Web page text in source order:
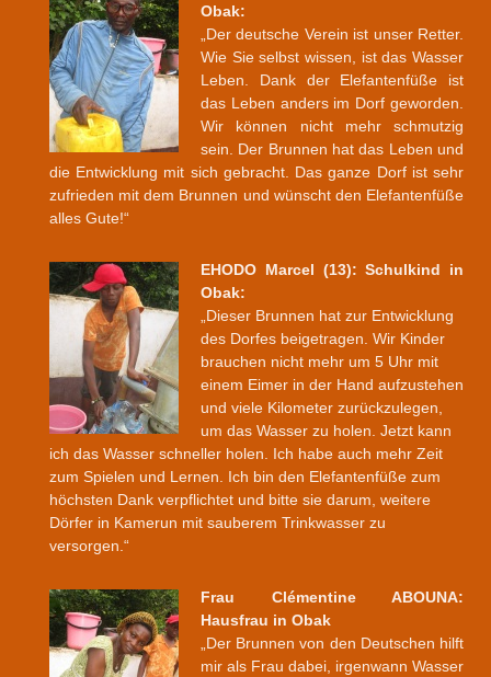
Obak:
„Der deutsche Verein ist unser Retter.
Wie Sie selbst wissen, ist das Wasser
Leben. Dank der Elefantenfüße ist
das Leben anders im Dorf geworden.
Wir können nicht mehr schmutzig
sein. Der Brunnen hat das Leben und
die Entwicklung mit sich gebracht. Das ganze Dorf ist sehr
zufrieden mit dem Brunnen und wünscht den Elefantenfüße
alles Gute!“
EHODO Marcel (13): Schulkind in
Obak:
„Dieser Brunnen hat zur Entwicklung
des Dorfes beigetragen. Wir Kinder
brauchen nicht mehr um 5 Uhr mit
einem Eimer in der Hand aufzustehen
und viele Kilometer zurückzulegen,
um das Wasser zu holen. Jetzt kann
ich das Wasser schneller holen. Ich habe auch mehr Zeit
zum Spielen und Lernen. Ich bin den Elefantenfüße zum
höchsten Dank verpflichtet und bitte sie darum, weitere
Dörfer in Kamerun mit sauberem Trinkwasser zu
versorgen.“
Frau Clémentine ABOUNA:
Hausfrau in Obak
„Der Brunnen von den Deutschen hilft
mir als Frau dabei, irgenwann Wasser